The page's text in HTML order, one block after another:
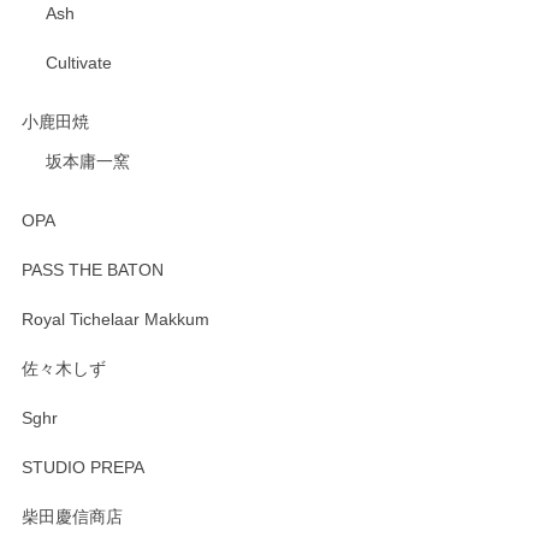
Ash
Cultivate
小鹿田焼
坂本庸一窯
OPA
PASS THE BATON
Royal Tichelaar Makkum
佐々木しず
Sghr
STUDIO PREPA
柴田慶信商店